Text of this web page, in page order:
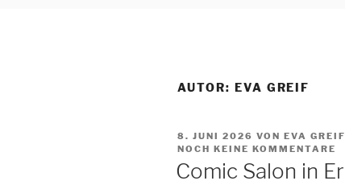
AUTOR: EVA GREIF
VERÖFFENTLICHT
AM
8. JUNI 2026 VON EVA GREIF
NOCH KEINE KOMMENTARE
Comic Salon in